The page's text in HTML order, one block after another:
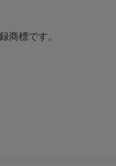
商標です。